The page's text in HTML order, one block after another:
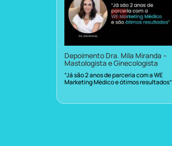
Depoimento Dra. Mila Miranda –
Mastologista e Ginecologista
“Já são 2 anos de parceria com a WE
Marketing Médico e ótimos resultados”